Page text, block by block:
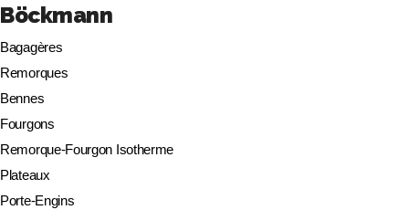
Böckmann
Bagagères
Remorques
Bennes
Fourgons
Remorque-Fourgon Isotherme
Plateaux
Porte-Engins